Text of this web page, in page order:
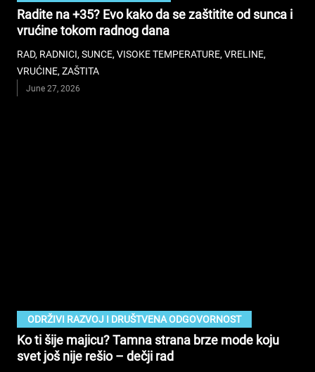
Radite na +35? Evo kako da se zaštitite od sunca i
vrućine tokom radnog dana
RAD, RADNICI,SUNCE,VISOKE TEMPERATURE,VRELINE,
VRUĆINE,ZAŠTITA
June 27, 2026
ODRŽIVI RAZVOJ I DRUŠTVENA ODGOVORNOST
Ko ti šije majicu? Tamna strana brze mode koju
svet još nije rešio – dečji rad